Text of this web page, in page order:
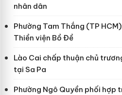
nhân dân
Phường Tam Thắng (TP
Thiền viện Bồ Đề
Lào Cai chấp thuận chủ
tại Sa Pa
Phường Ngô Quyền phối hợp